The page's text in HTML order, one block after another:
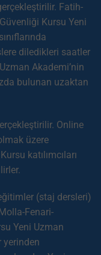
Fatih-
Kursu Yeni
diledikleri saatler
Akademi’nin
bulunan uzaktan
Online
üzere
katılımcıları
(staj dersleri)
Fenari-
Yeni Uzman
yerinden